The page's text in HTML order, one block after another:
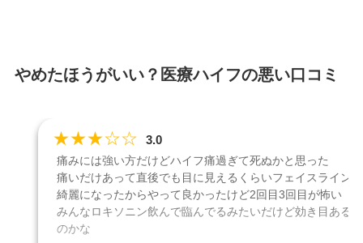
やめたほうがいい？医療ハイフの悪い口コミ
★★★☆☆ 3.0
痛みには強い方だけどハイフ痛過ぎて死ぬかと思った
痛いだけあって直後でも目に見えるくらいフェイスライン
綺麗になったからやって良かったけど2回目3回目が怖い
みんなロキソニン飲んで臨んでるみたいだけど効き目ある
のかな